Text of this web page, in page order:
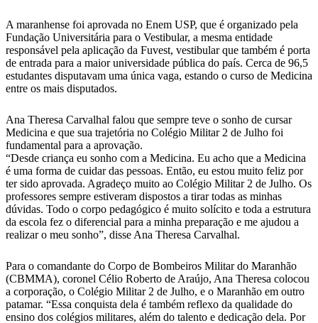
A maranhense foi aprovada no Enem USP, que é organizado pela
Fundação Universitária para o Vestibular, a mesma entidade
responsável pela aplicação da Fuvest, vestibular que também é porta
de entrada para a maior universidade pública do país. Cerca de 96,5
estudantes disputavam uma única vaga, estando o curso de Medicina
entre os mais disputados.
Ana Theresa Carvalhal falou que sempre teve o sonho de cursar
Medicina e que sua trajetória no Colégio Militar 2 de Julho foi
fundamental para a aprovação.
“Desde criança eu sonho com a Medicina. Eu acho que a Medicina
é uma forma de cuidar das pessoas. Então, eu estou muito feliz por
ter sido aprovada. Agradeço muito ao Colégio Militar 2 de Julho. Os
professores sempre estiveram dispostos a tirar todas as minhas
dúvidas. Todo o corpo pedagógico é muito solícito e toda a estrutura
da escola fez o diferencial para a minha preparação e me ajudou a
realizar o meu sonho”, disse Ana Theresa Carvalhal.
Para o comandante do Corpo de Bombeiros Militar do Maranhão
(CBMMA), coronel Célio Roberto de Araújo, Ana Theresa colocou
a corporação, o Colégio Militar 2 de Julho, e o Maranhão em outro
patamar. “Essa conquista dela é também reflexo da qualidade do
ensino dos colégios militares, além do talento e dedicação dela. Por